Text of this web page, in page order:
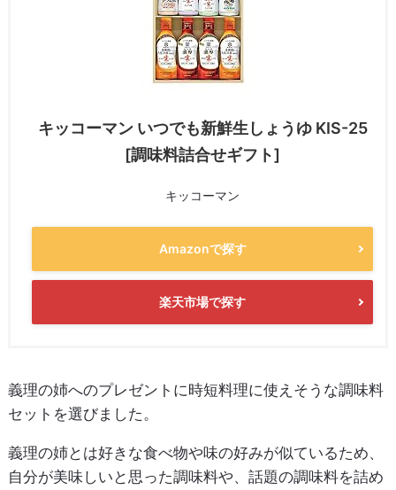
キッコーマン いつでも新鮮生しょうゆ KIS-25
[調味料詰合せギフト]
キッコーマン
Amazonで探す
楽天市場で探す
義理の姉へのプレゼントに時短料理に使えそうな調味料
セットを選びました。
義理の姉とは好きな食べ物や味の好みが似ているため、
自分が美味しいと思った調味料や、話題の調味料を詰め